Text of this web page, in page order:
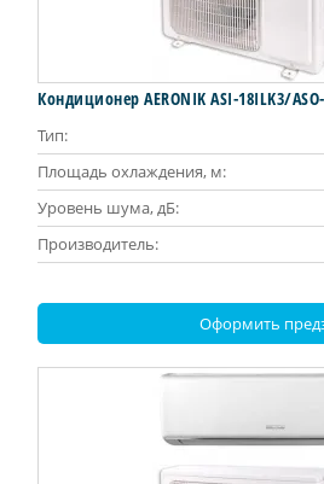
Кондиционер AERONIK ASI-18ILK3/
Тип:
Площадь охлаждения, м:
Уровень шума, дБ:
Производитель:
Оформить